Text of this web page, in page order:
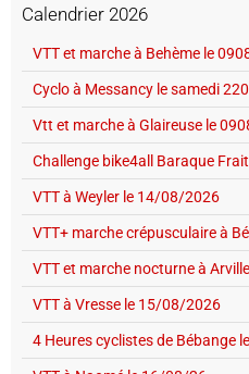
Calendrier 2026
VTT et marche à Behème le
Cyclo à Messancy le samedi
Vtt et marche à Glaireuse le
Challenge bike4all Baraque
VTT à Weyler le 14/08/2026
VTT+ marche crépusculaire à
VTT et marche nocturne à
VTT à Vresse le 15/08/2026
4 Heures cyclistes de Bébange